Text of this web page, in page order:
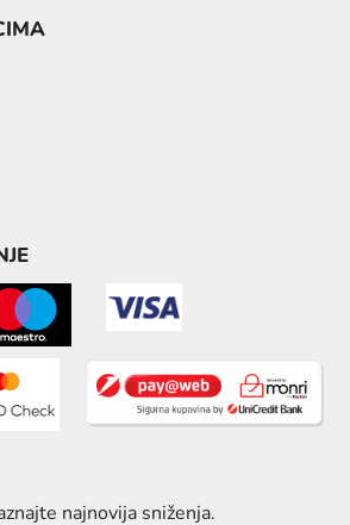
najnovija sniženja.